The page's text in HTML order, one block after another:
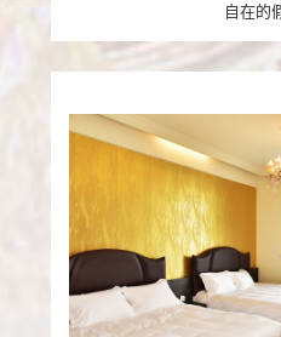
自在的